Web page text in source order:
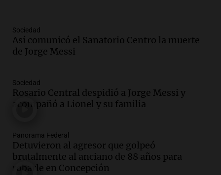
Audio.Desayuno ideal: nutrición
personalizada y diversidad para romper
Episodios
Audio.Altas Cumbres: rescataron a una
cabra que llevaba ocho días atrapada en
Una mañana para todos
Episodios
Audio.Matías, un inmigrante temoroso
ante la detención y deportación en
Sociedad
Así comunicó el Sanatorio Centro la muerte
de Jorge Messi
Sociedad
Rosario Central despidió a Jorge Messi y
acompañó a Lionel y su familia
Panorama Federal
Detuvieron al agresor que golpeó
brutalmente al anciano de 88 años para
robarle en Concepción